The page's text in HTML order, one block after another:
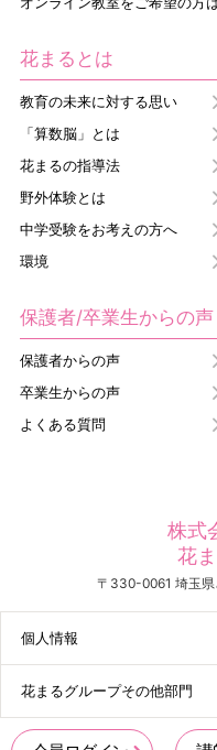
花まるとは
教育の未来に対する思い
「算数脳」とは
花まるの指導法
野外体験とは
中学受験をお考えの方へ
環境
保護者/卒業生からの声
保護者からの声
卒業生からの声
よくある質問
株式
花
〒330-0061 埼玉
個人情報
花まるグループその他部門